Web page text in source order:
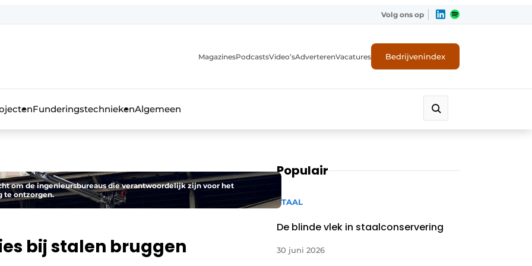
voor de beton- en staalbouwbranche
Volg ons op
MagazinesPodcastsVideo’sAdverterenVacatures Bedrijvenindex
FunderingstechniekenAlgemeen
om de ingenieursbureaus die verantwoordelijk zijn voor het
te ontzorgen.
bij stalen bruggen
Populair
STAAL
De blinde vlek in staalconservering
30 juni 2026